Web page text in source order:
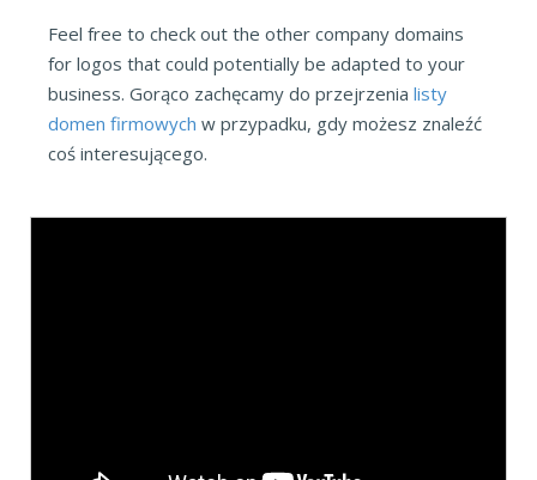
Feel free to check out the other company domains
for logos that could potentially be adapted to your
business. Gorąco zachęcamy do przejrzenia listy
domen firmowych w przypadku, gdy możesz znaleźć
coś interesującego.